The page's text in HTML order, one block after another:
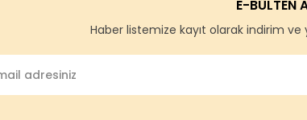
E-BÜLTEN
Haber listemize kayıt olarak indirim